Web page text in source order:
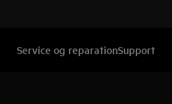
Service og reparationSupport